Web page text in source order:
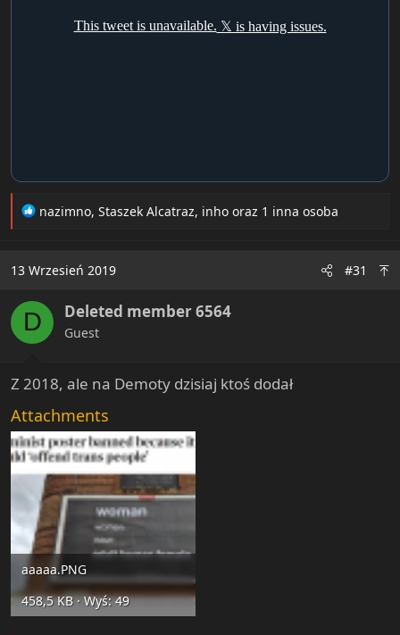
R
t
o
n
s
nazimno, Staszek Alcatraz, inho oraz 1 inna osoba
13 Wrzesień 2019 #31
D Deleted member 6564
Guest
Z 2018, ale na Demoty dzisiaj ktoś dodał
Attachments
aaaaa.PNG
458,5 KB · Wyś: 49